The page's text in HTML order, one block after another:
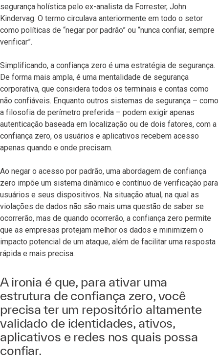
segurança holística pelo ex-analista da Forrester, John
Kindervag. O termo circulava anteriormente em todo o setor
como políticas de “negar por padrão” ou “nunca confiar, sempre
verificar”.
Simplificando, a confiança zero é uma estratégia de segurança.
De forma mais ampla, é uma mentalidade de segurança
corporativa, que considera todos os terminais e contas como
não confiáveis. Enquanto outros sistemas de segurança – como
a filosofia de perímetro preferida – podem exigir apenas
autenticação baseada em localização ou de dois fatores, com a
confiança zero, os usuários e aplicativos recebem acesso
apenas quando e onde precisam.
Ao negar o acesso por padrão, uma abordagem de confiança
zero impõe um sistema dinâmico e contínuo de verificação para
usuários e seus dispositivos. Na situação atual, na qual as
violações de dados não são mais uma questão de saber se
ocorrerão, mas de quando ocorrerão, a confiança zero permite
que as empresas protejam melhor os dados e minimizem o
impacto potencial de um ataque, além de facilitar uma resposta
rápida e mais precisa.
A ironia é que, para ativar uma
estrutura de confiança zero, você
precisa ter um repositório altamente
validado de identidades, ativos,
aplicativos e redes nos quais possa
confiar.